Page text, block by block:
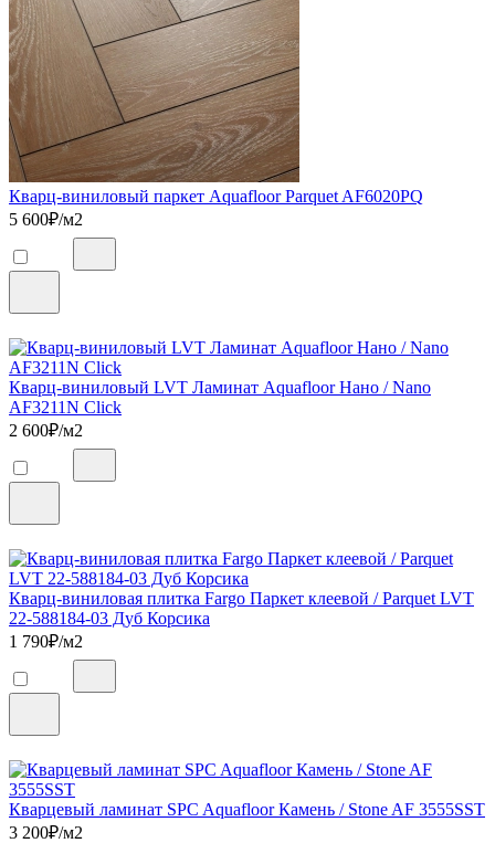
Кварц-виниловый паркет Aquafloor Parquet AF6020PQ
5 600₽/м2
Кварц-виниловый LVT Ламинат Aquafloor Нано / Nano
AF3211N Click
2 600₽/м2
Кварц-виниловая плитка Fargo Паркет клеевой / Parquet LVT
22-588184-03 Дуб Корсика
1 790₽/м2
Кварцевый ламинат SPC Aquafloor Камень / Stone AF 3555SST
3 200₽/м2